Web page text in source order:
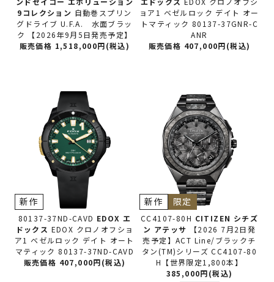
9コレクション 自動巻スプリン
グドライブ U.F.A. 水面ブラッ
ク 【2026年9月5日発売予定】
販売価格 1,518,000円(税込)
ョア1 ベゼルロック デイト オー
トマティック 80137-37GNR-C
ANR
販売価格 407,000円(税込)
80137-37ND-CAVD EDOX エ
ドックス EDOX クロノオフショ
ア1 ベゼルロック デイト オート
マティック 80137-37ND-CAVD
新作
販売価格 407,000円(税込)
CC4107-80H CITIZEN シチズ
ン アテッサ
【2026 7月2日発
売予定】ACT Line/ブラックチ
タン(TM)シリーズ CC4107-80
H【世界限定1,800本】
新作 限定
385,000円(税込)